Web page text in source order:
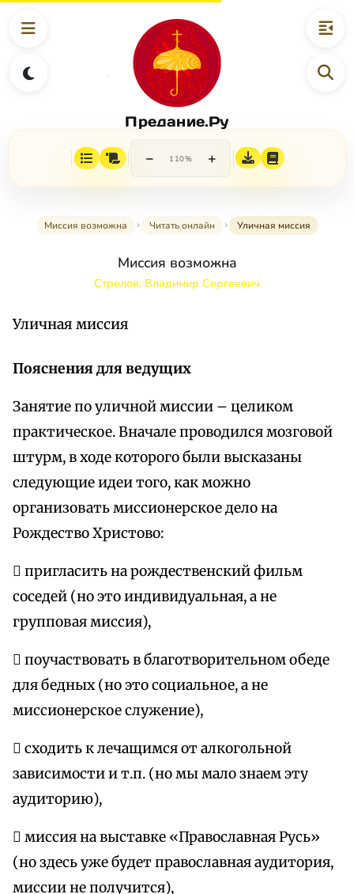
Предание.Ру
− 110% +
Миссия возможна Читать онлайн Уличная миссия
Миссия возможна
Стрелов, Владимир Сергеевич
Уличная миссия
Пояснения для ведущих
Занятие по уличной миссии – целиком
практическое. Вначале проводился мозговой
штурм, в ходе которого были высказаны
следующие идеи того, как можно
организовать миссионерское дело на
Рождество Христово:
 пригласить на рождественский фильм
соседей (но это индивидуальная, а не
групповая миссия),
 поучаствовать в благотворительном обеде
для бедных (но это социальное, а не
миссионерское служение),
 сходить к лечащимся от алкогольной
зависимости и т.п. (но мы мало знаем эту
аудиторию),
 миссия на выставке «Православная Русь»
(но здесь уже будет православная аудитория,
миссии не получится),